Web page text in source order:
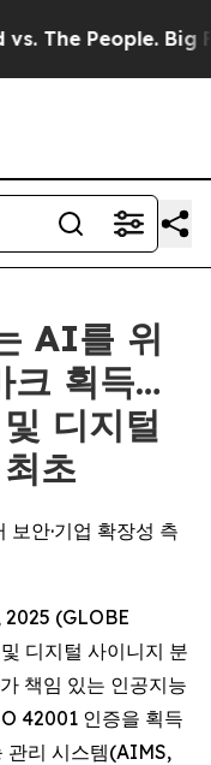
People. Big
AI를 위
크 획득…
디지털
초
안·기업 확장성 측
2025 (GLOBE
디지털 사이니지 분
책임 있는 인공지능
42001 인증을 획득
관리 시스템(AIMS,